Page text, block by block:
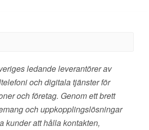
ledande leverantörer av
och digitala tjänster för
och företag. Genom ett brett
och uppkopplingslösningar
kunder att hålla kontakten,